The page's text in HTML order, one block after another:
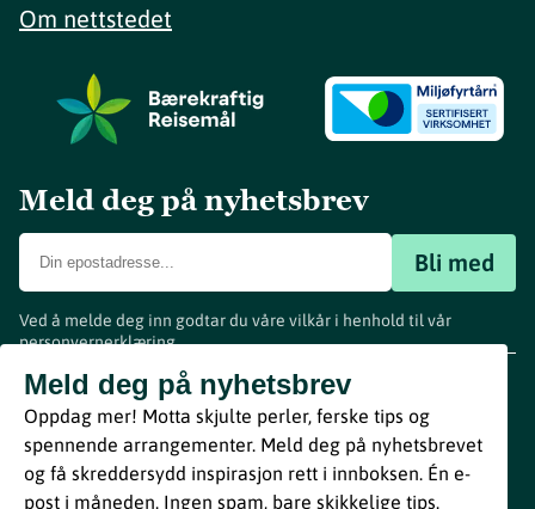
Om nettstedet
Meld deg på nyhetsbrev
Bli med
Ved å melde deg inn godtar du våre vilkår i henhold til vår
personvernerklæring.
Meld deg på nyhetsbrev
Oppdag mer! Motta skjulte perler, ferske tips og
spennende arrangementer. Meld deg på nyhetsbrevet
og få skreddersydd inspirasjon rett i innboksen. Én e-
post i måneden. Ingen spam, bare skikkelige tips.
www.visitvestfold.com
Turistinformasjon
Vestfold Fylkeskommune
ByBreakfast